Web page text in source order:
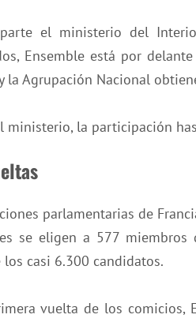
el ministerio del
Ensemble está por
la Agrupación Nacional
ministerio, la participación
parlamentarias de
se eligen a 577
los casi 6.300 candidatos.
vuelta de los comicios,